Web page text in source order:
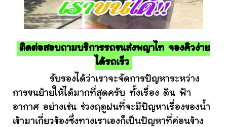
ติดต่อสอบถามบริการรถขนส่งพญาไท จองคิวง่าย
ได้รถเร็ว
รับรองได้ว่าเราจะจัดการปัญหาระหว่าง
การขนย้ายให้ได้มากที่สุดครับ ทั้งเรื่อง ดิน ฟ้า
อากาศ อย่างเช่น ช่วงฤดูฝนที่จะมีปัญหาเรื่องของน้ำ
เข้ามาเกี่ยวข้องซึ่งทางเราเองก็เป็นปัญหาที่ค่อนข้าง